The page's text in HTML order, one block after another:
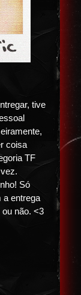
tive
coisa
TF
Só
a entrega
não. <3